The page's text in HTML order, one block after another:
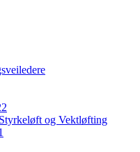
og Vektløfting